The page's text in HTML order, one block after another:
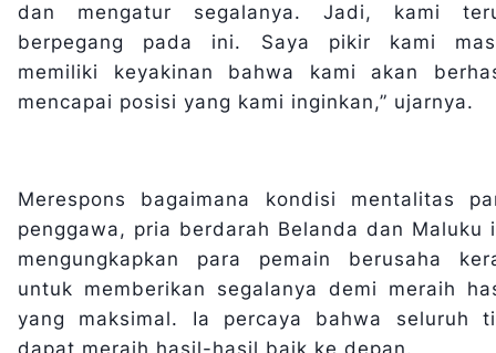
dan mengatur segalanya. Jadi, kami
berpegang pada ini. Saya pikir kami
memiliki keyakinan bahwa kami akan
mencapai posisi yang kami inginkan,” ujarnya.
Merespons bagaimana kondisi mentalitas
penggawa, pria berdarah Belanda dan Maluku
mengungkapkan para pemain berusaha
untuk memberikan segalanya demi meraih
yang maksimal. Ia percaya bahwa seluruh
dapat meraih hasil-hasil baik ke depan.